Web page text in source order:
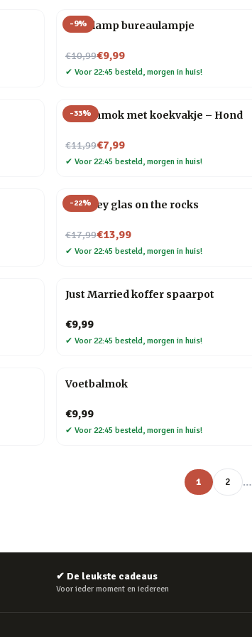
-9%
Gloeilamp bureaulampje
€10,99
Nu voor€9,99
✔ Voor 22:45 besteld, morgen in huis!
-33%
Dierenmok met koekvakje – Hond
€11,99
Nu voor€7,99
✔ Voor 22:45 besteld, morgen in huis!
-22%
Whiskey glas on the rocks
€17,99
Nu voor€13,99
✔ Voor 22:45 besteld, morgen in huis!
Just Married koffer spaarpot
€9,99
✔ Voor 22:45 besteld, morgen in huis!
Voetbalmok
€9,99
✔ Voor 22:45 besteld, morgen in huis!
1 2 …
✔ De leukste cadeaus
Voor ieder moment en iedereen